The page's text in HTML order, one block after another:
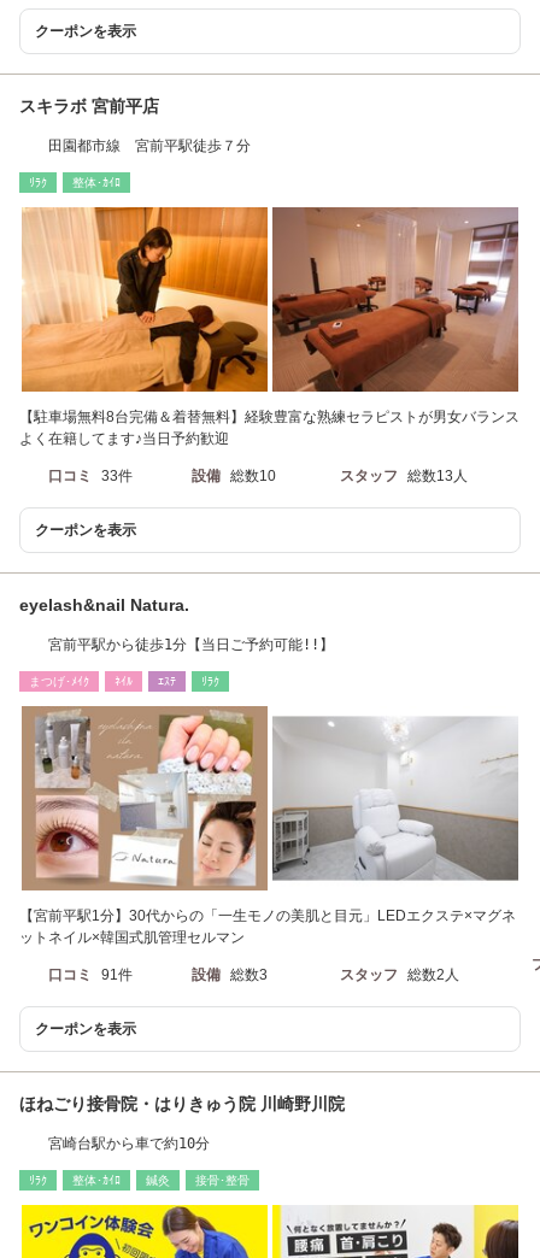
クーポンを表示
スキラボ 宮前平店
田園都市線 宮前平駅徒歩７分
ﾘﾗｸ 整体･ｶｲﾛ
【駐車場無料8台完備＆着替無料】経験豊富な熟練セラピストが男女バランス
よく在籍してます♪当日予約歓迎
口コミ 33件 設備 総数10 スタッフ 総数13人
クーポンを表示
eyelash&nail Natura.
宮前平駅から徒歩1分【当日ご予約可能!!】
まつげ･ﾒｲｸ ﾈｲﾙ ｴｽﾃ ﾘﾗｸ
【宮前平駅1分】30代からの「一生モノの美肌と目元」LEDエクステ×マグネ
ットネイル×韓国式肌管理セルマン
口コミ 91件 設備 総数3 スタッフ 総数2人
クーポンを表示
ほねごり接骨院・はりきゅう院 川崎野川院
宮崎台駅から車で約10分
ﾘﾗｸ 整体･ｶｲﾛ 鍼灸 接骨･整骨